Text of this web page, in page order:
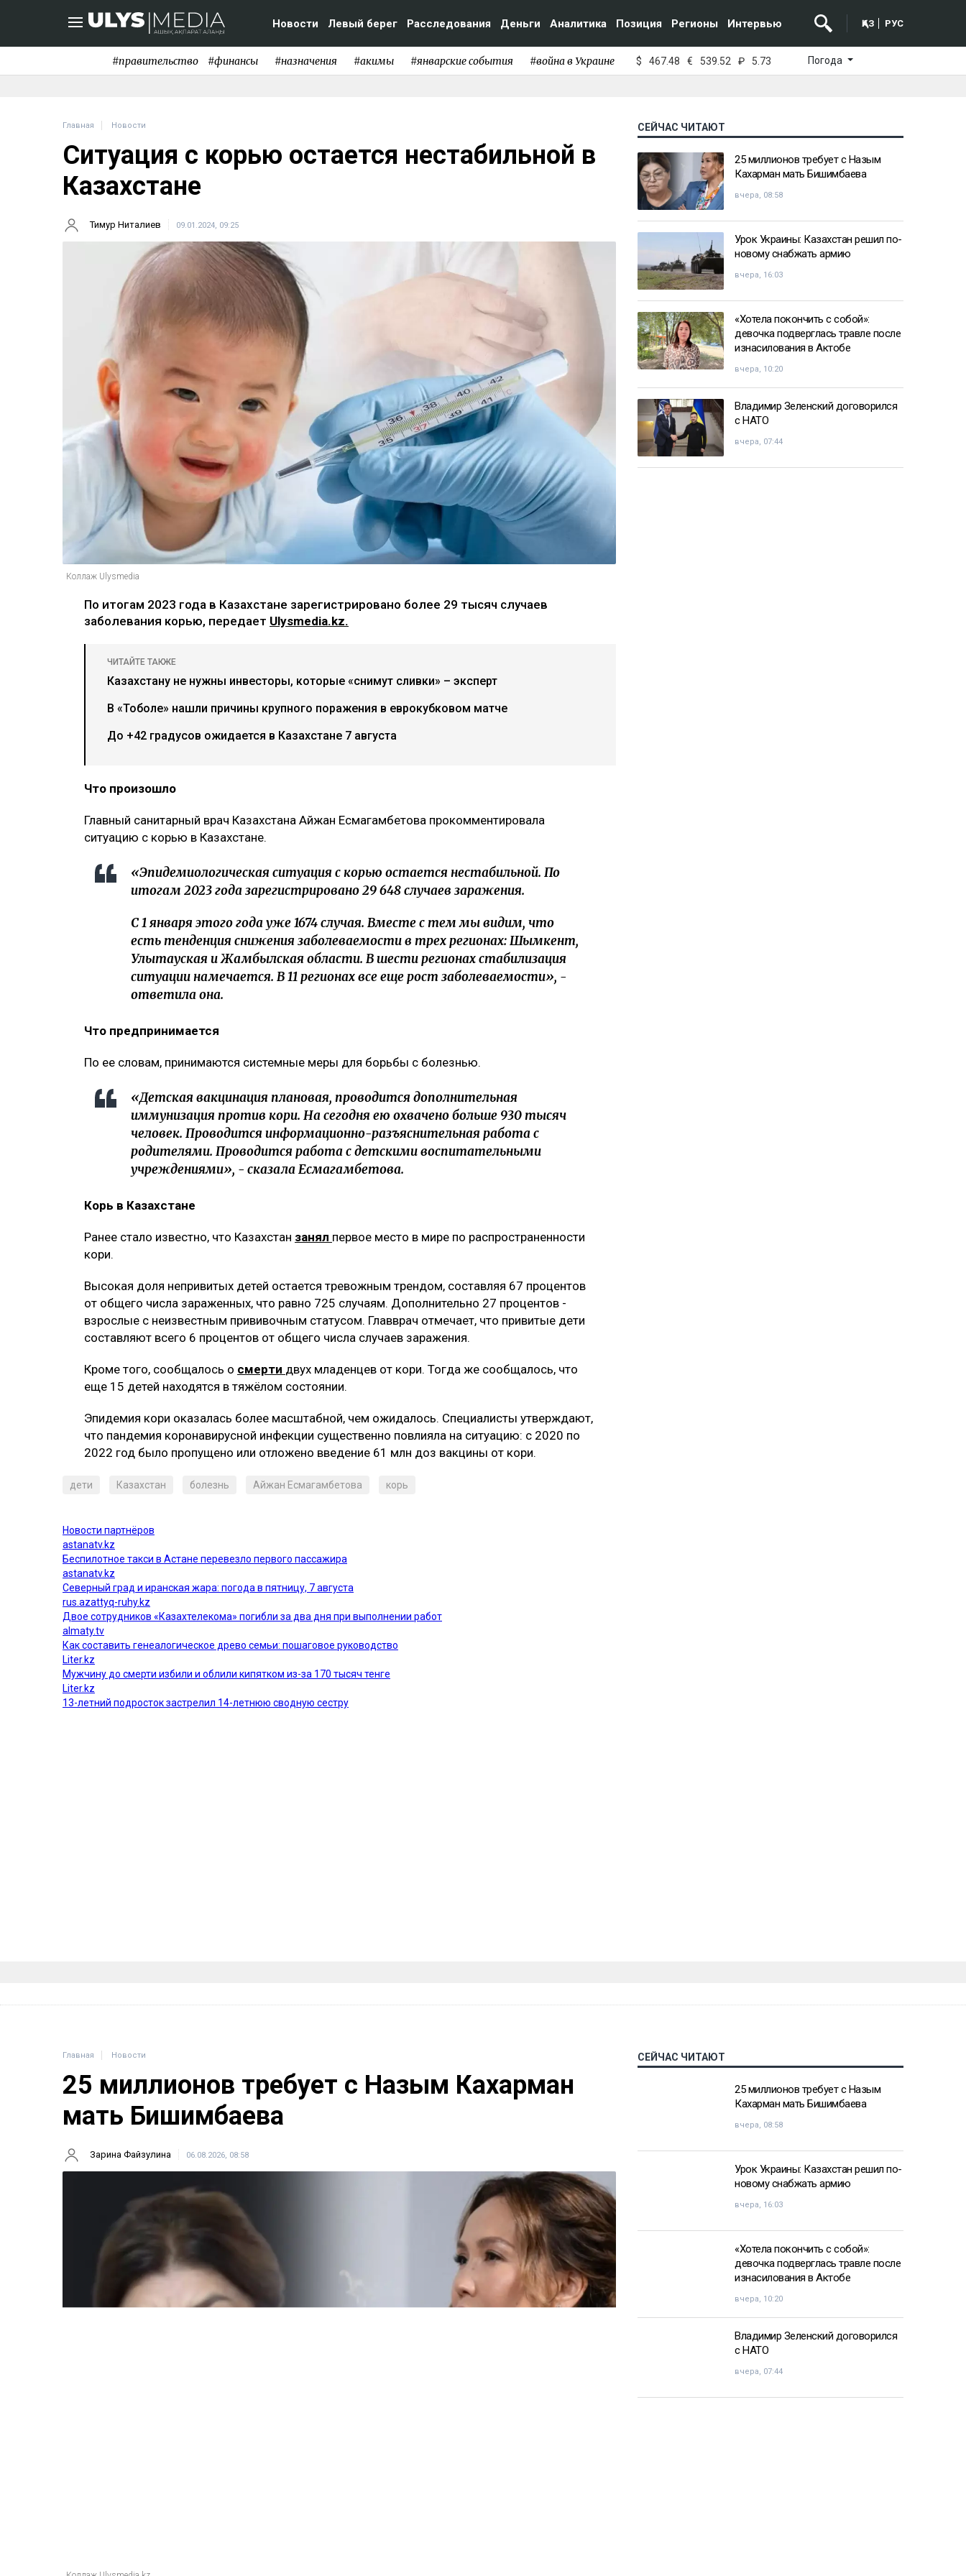
Новости Левый берег Расследования Деньги Аналитика Позиция Регионы Интервью ҚАЗ РУС
#правительство #финансы #назначения #акимы #январские события #война в Украине $ 467.48 € 539.52 ₽ 5.73 Погода
Главная Новости
Ситуация с корью остается нестабильной в
Казахстане
Тимур Ниталиев 09.01.2024, 09:25
Коллаж Ulysmedia
По итогам 2023 года в Казахстане зарегистрировано более 29 тысяч случаев
заболевания корью, передает Ulysmedia.kz.
ЧИТАЙТЕ ТАКЖЕ
Казахстану не нужны инвесторы, которые «снимут сливки» – эксперт
В «Тоболе» нашли причины крупного поражения в еврокубковом матче
До +42 градусов ожидается в Казахстане 7 августа
Что произошло
Главный санитарный врач Казахстана Айжан Есмагамбетова прокомментировала
ситуацию с корью в Казахстане.
«Эпидемиологическая ситуация с корью остается нестабильной. По
итогам 2023 года зарегистрировано 29 648 случаев заражения.
С 1 января этого года уже 1674 случая. Вместе с тем мы видим, что
есть тенденция снижения заболеваемости в трех регионах: Шымкент,
Улытауская и Жамбылская области. В шести регионах стабилизация
ситуации намечается. В 11 регионах все еще рост заболеваемости», -
ответила она.
Что предпринимается
По ее словам, принимаются системные меры для борьбы с болезнью.
«Детская вакцинация плановая, проводится дополнительная
иммунизация против кори. На сегодня ею охвачено больше 930 тысяч
человек. Проводится информационно-разъяснительная работа с
родителями. Проводится работа с детскими воспитательными
учреждениями», - сказала Есмагамбетова.
Корь в Казахстане
Ранее стало известно, что Казахстан занял первое место в мире по распространенности
кори.
Высокая доля непривитых детей остается тревожным трендом, составляя 67 процентов
от общего числа зараженных, что равно 725 случаям. Дополнительно 27 процентов -
взрослые с неизвестным прививочным статусом. Главврач отмечает, что привитые дети
составляют всего 6 процентов от общего числа случаев заражения.
Кроме того, сообщалось о смерти двух младенцев от кори. Тогда же сообщалось, что
еще 15 детей находятся в тяжёлом состоянии.
Эпидемия кори оказалась более масштабной, чем ожидалось. Специалисты утверждают,
что пандемия коронавирусной инфекции существенно повлияла на ситуацию: с 2020 по
2022 год было пропущено или отложено введение 61 млн доз вакцины от кори.
дети Казахстан болезнь Айжан Есмагамбетова корь
СЕЙЧАС ЧИТАЮТ
25 миллионов требует с Назым
Кахарман мать Бишимбаева
вчера, 08:58
Урок Украины: Казахстан решил по-
новому снабжать армию
вчера, 16:03
«Хотела покончить с собой»:
девочка подверглась травле после
изнасилования в Актобе
вчера, 10:20
Владимир Зеленский договорился
с НАТО
вчера, 07:44
Главная Новости
25 миллионов требует с Назым Кахарман
мать Бишимбаева
Зарина Файзулина 06.08.2026, 08:58
СЕЙЧАС ЧИТАЮТ
25 миллионов требует с Назым
Кахарман мать Бишимбаева
вчера, 08:58
Урок Украины: Казахстан решил по-
новому снабжать армию
вчера, 16:03
«Хотела покончить с собой»:
девочка подверглась травле после
изнасилования в Актобе
вчера, 10:20
Владимир Зеленский договорился
с НАТО
вчера, 07:44